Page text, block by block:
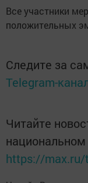
Все участники
положительных
Следите за
Telegram-
Читайте
https://max.ru/